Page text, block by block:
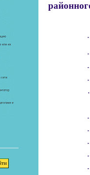
Если
...
...
...
...
...
...